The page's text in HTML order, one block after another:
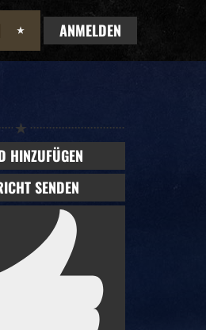
ANMELDEN
HINZUFÜGEN
SENDEN